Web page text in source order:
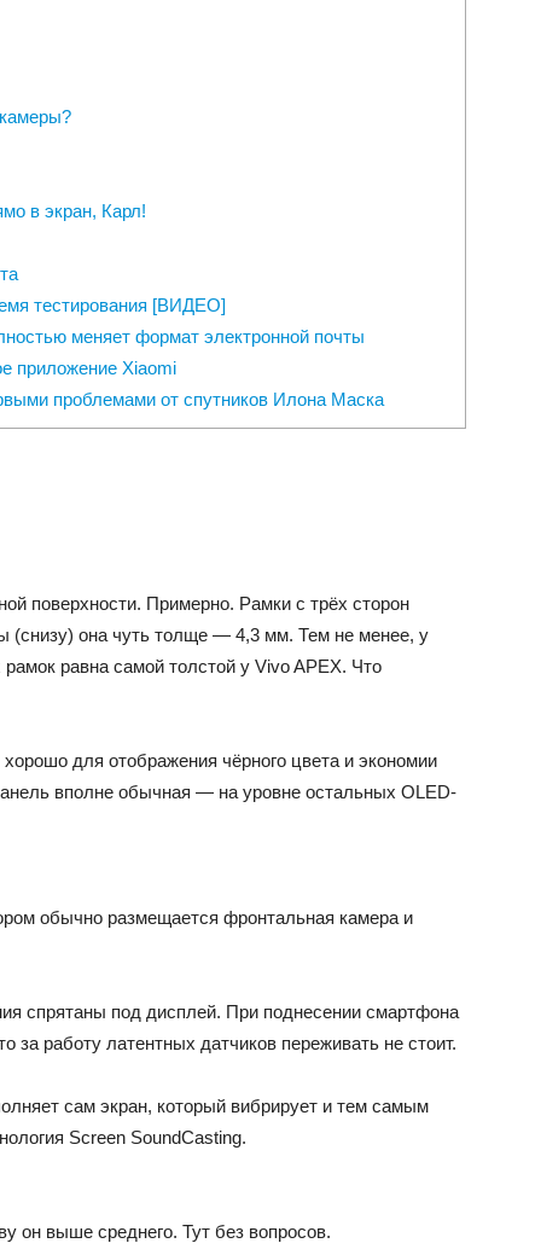
в экран, Карл!
тестирования [ВИДЕО]
меняет формат электронной почты
приложение Xiaomi
проблемами от спутников Илона Маска
поверхности. Примерно. Рамки с трёх сторон
она чуть толще — 4,3 мм. Тем не менее, у
равна самой толстой у Vivo APEX. Что
для отображения чёрного цвета и экономии
вполне обычная — на уровне остальных OLED-
обычно размещается фронтальная камера и
спрятаны под дисплей. При поднесении смартфона
за работу латентных датчиков переживать не стоит.
сам экран, который вибрирует и тем самым
Screen SoundCasting.
он выше среднего. Тут без вопросов.